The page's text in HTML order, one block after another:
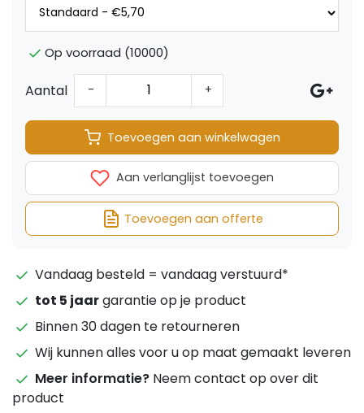
Op voorraad (10000)
Aantal - +
Toevoegen aan winkelwagen
Aan verlanglijst toevoegen
Toevoegen aan offerte
Vandaag besteld = vandaag verstuurd*
tot 5 jaargarantie op je product
Binnen 30 dagen te retourneren
Wij kunnen alles voor u op maat gemaakt leveren
Meer informatie? Neem contact op over dit
product